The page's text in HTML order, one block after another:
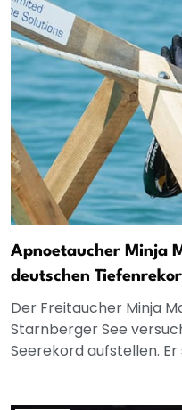
Apnoetaucher Minja
deutschen
Der Freitaucher Minja
Starnberger See
Seerekord aufstellen.